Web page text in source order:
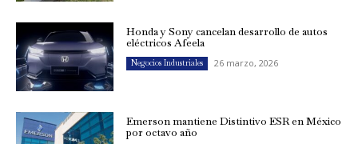
Honda y Sony cancelan desarrollo de autos
eléctricos Afeela
Negocios Industriales 26 marzo, 2026
Emerson mantiene Distintivo ESR en México
por octavo año